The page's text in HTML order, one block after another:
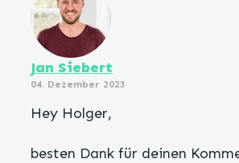
Jan Siebert
04. Dezember 2023
Hey Holger,
besten Dank für deinen